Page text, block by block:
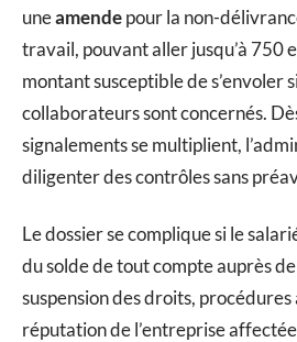
uneamendepour la non-
travail, pouvant aller jusqu’à 750
montant susceptible de s’envoler
collaborateurs sont concernés.
signalements se multiplient,
diligenter des contrôles sans
Le dossier se complique si le
du solde de tout compte auprès
suspension des droits,
réputation de l’entreprise